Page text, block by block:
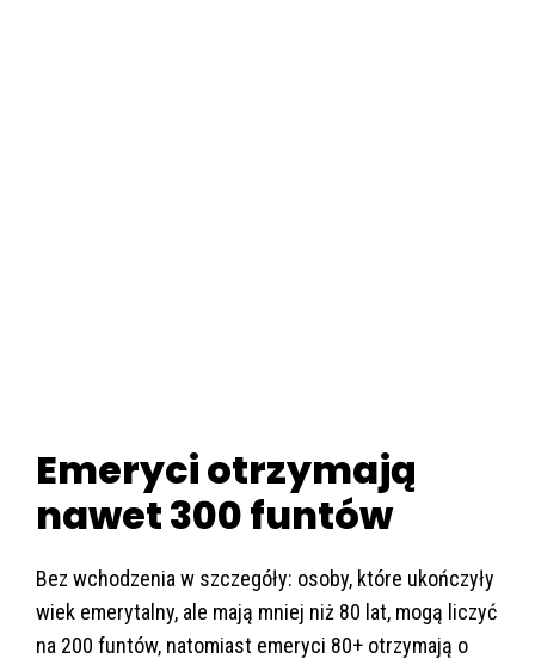
Emeryci otrzymają
nawet 300 funtów
Bez wchodzenia w szczegóły: osoby, które ukończyły
wiek emerytalny, ale mają mniej niż 80 lat, mogą liczyć
na 200 funtów, natomiast emeryci 80+ otrzymają o